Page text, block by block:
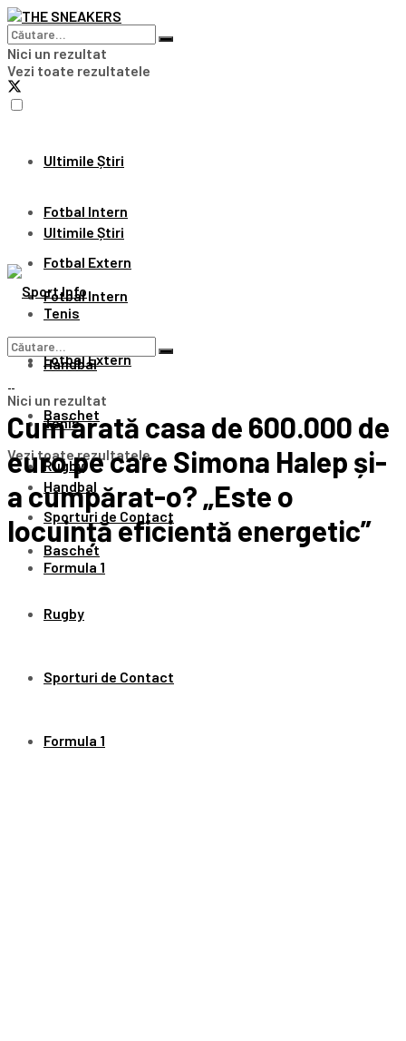
Nici un rezultat
Vezi toate rezultatele
Ultimile Știri
Fotbal Intern
Fotbal Extern
Tenis
Handbal
Baschet
Rugby
Sporturi de Contact
Formula 1
Ultimile Știri
Fotbal Intern
Fotbal Extern
Tenis
Handbal
Baschet
Rugby
Sporturi de Contact
Formula 1
Nici un rezultat
Vezi toate rezultatele
Cum arată casa de 600.000 de
euro pe care Simona Halep și-
a cumpărat-o? „Este o
locuință eficientă energetic”